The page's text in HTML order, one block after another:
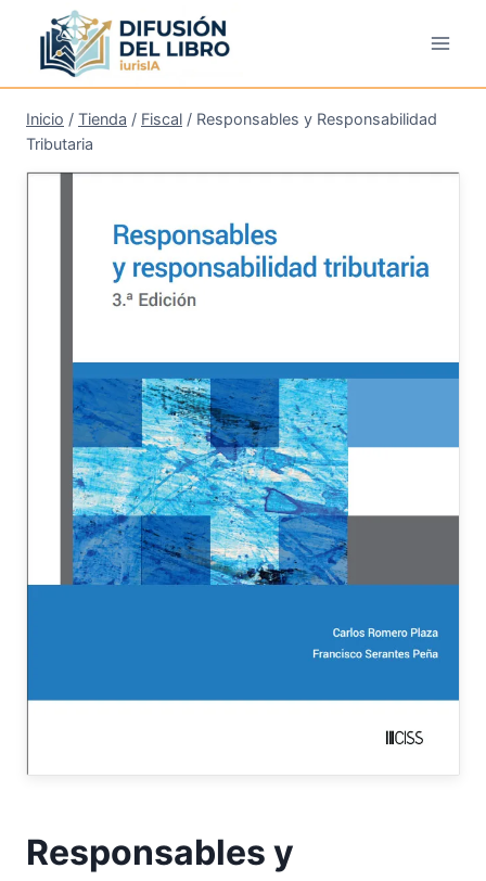
contenido
Inicio / Tienda / Fiscal / Responsables y Responsabilidad
Tributaria
Responsables y